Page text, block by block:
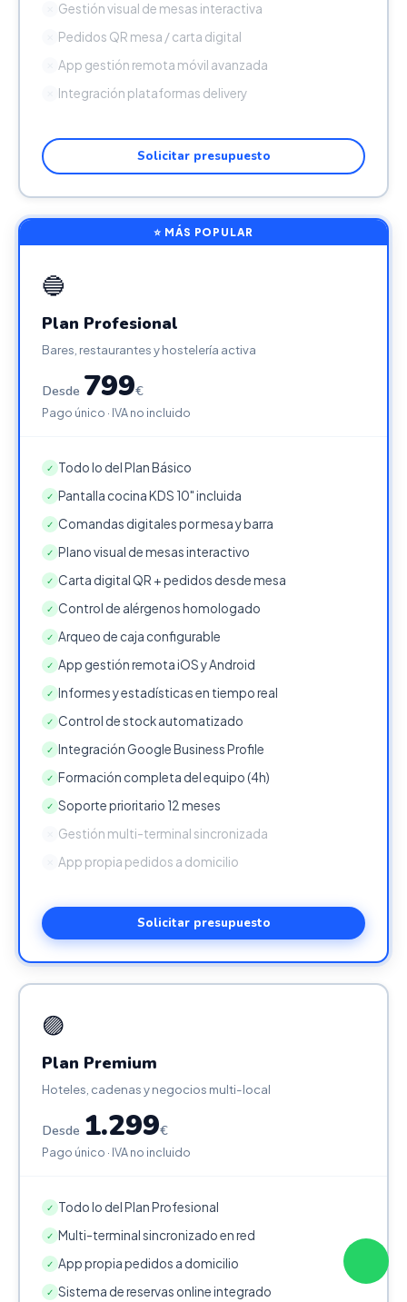
Gestión visual de mesas interactiva
Pedidos QR mesa / carta digital
App gestión remota móvil avanzada
Integración plataformas delivery
Solicitar presupuesto
⭐ MÁS POPULAR
🔵
Plan Profesional
Bares, restaurantes y hostelería activa
Desde 799€
Pago único · IVA no incluido
✓ Todo lo del Plan Básico
✓ Pantalla cocina KDS 10" incluida
✓ Comandas digitales por mesa y barra
✓ Plano visual de mesas interactivo
✓ Carta digital QR + pedidos desde mesa
✓ Control de alérgenos homologado
✓ Arqueo de caja configurable
✓ App gestión remota iOS y Android
✓ Informes y estadísticas en tiempo real
✓ Control de stock automatizado
✓ Integración Google Business Profile
✓ Formación completa del equipo (4h)
✓ Soporte prioritario 12 meses
Gestión multi-terminal sincronizada
App propia pedidos a domicilio
Solicitar presupuesto
🟣
Plan Premium
Hoteles, cadenas y negocios multi-local
Desde 1.299€
Pago único · IVA no incluido
✓ Todo lo del Plan Profesional
✓ Multi-terminal sincronizado en red
✓ App propia pedidos a domicilio
✓ Sistema de reservas online integrado